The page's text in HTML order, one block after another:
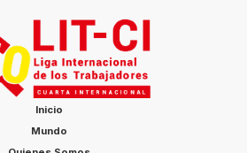
Inicio
Mundo